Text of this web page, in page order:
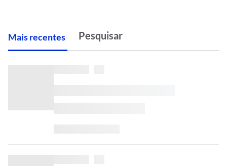
Mais recentes